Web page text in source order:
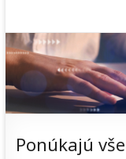
Ponúkajú